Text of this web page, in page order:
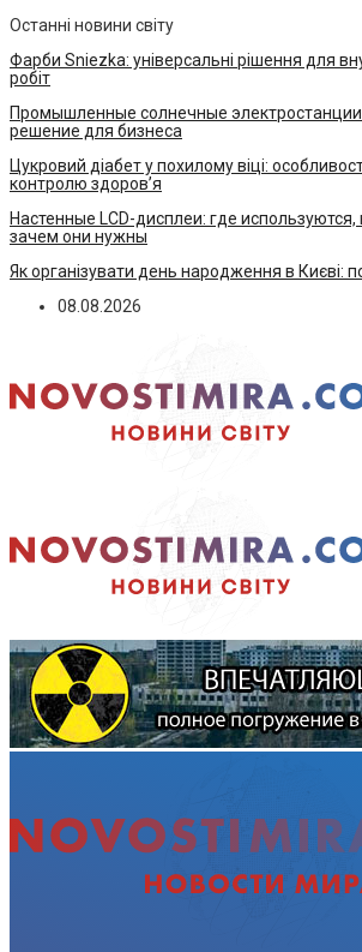
Останні новини світу
Фарби Sniezka: універсальні рішення для
робіт
Промышленные солнечные
решение для бизнеса
Цукровий діабет у похилому віці:
контролю здоров’я
Настенные LCD-дисплеи: где
зачем они нужны
Як організувати день народження в Києві:
08.08.2026